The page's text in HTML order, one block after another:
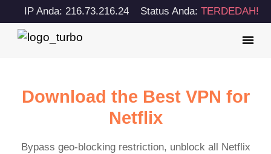
IP Anda: 216.73.216.24 Status Anda: TERDEDAH!
Download the Best VPN for
Netflix
Bypass geo-blocking restriction, unblock all Netflix